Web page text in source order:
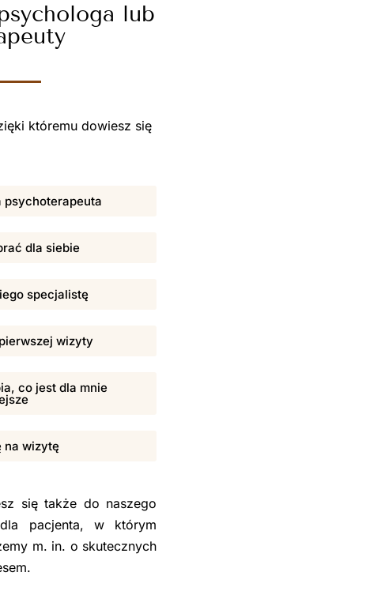
lub
któremu dowiesz się
psychoterapeuta
dla siebie
specjalistę
wizyty
co jest dla mnie
na wizytę
się także do naszego
dla pacjenta, w którym
m. in. o skutecznych